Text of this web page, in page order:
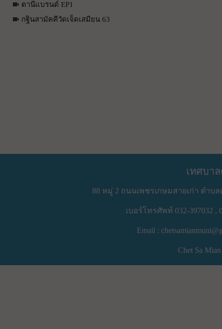
ตานีแบรนด์ EP1
กฐินสามัคคีวัดเจ็ดเสมียน 63
เทศบา
88 หมู่ 2 ถนนเพชรเกษมสายเก่า ตำบ
เบอร์โทรศัพท์ 032-397032 ,
Email :
Chet Sa